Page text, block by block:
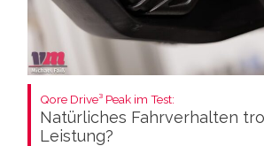
Qore Drive³ Peak im Test:
Natürliches Fahrverhalten
Leistung?